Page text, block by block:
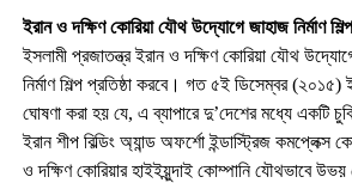
ইরান ও দক্ষিণ কোরিয়া যৌথ উদ্যোগে জাহাজ নির্মাণ
ইসলামী প্রজাতন্ত্র ইরান ও দক্ষিণ কোরিয়া যৌথ
নির্মাণ শিল্প প্রতিষ্ঠা করবে। গত ৫ই ডিসেম্বর (২০১৫)
ঘোষণা করা হয় যে, এ ব্যাপারে দু’দেশের মধ্যে একটি
ইরান শীপ বিল্ডিং অ্যান্ড অফর্শো ইন্ডাস্ট্রিজ
ও দক্ষিণ কোরিয়ার হাইইয়ুন্দাই কোম্পানি যৌথভাবে উভয়